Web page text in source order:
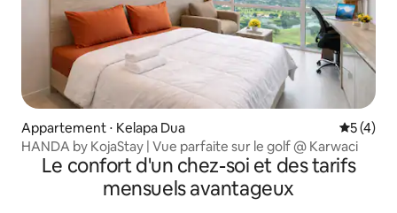
Appartement ⋅ Kelapa Dua
5 (4)
HANDA by KojaStay | Vue parfaite sur le golf @ Karwaci
Le confort d'un chez-soi et des tarifs
mensuels avantageux